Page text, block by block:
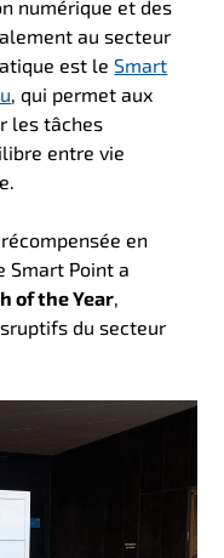
numérique et des
au secteur
est leSmart
, qui permet aux
les tâches
entre vie
en
Smart Point a
of the Year
du secteur